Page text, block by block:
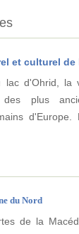
et culturel de
lac d'Ohrid, la
plus
d'Europe.
du Nord
de la